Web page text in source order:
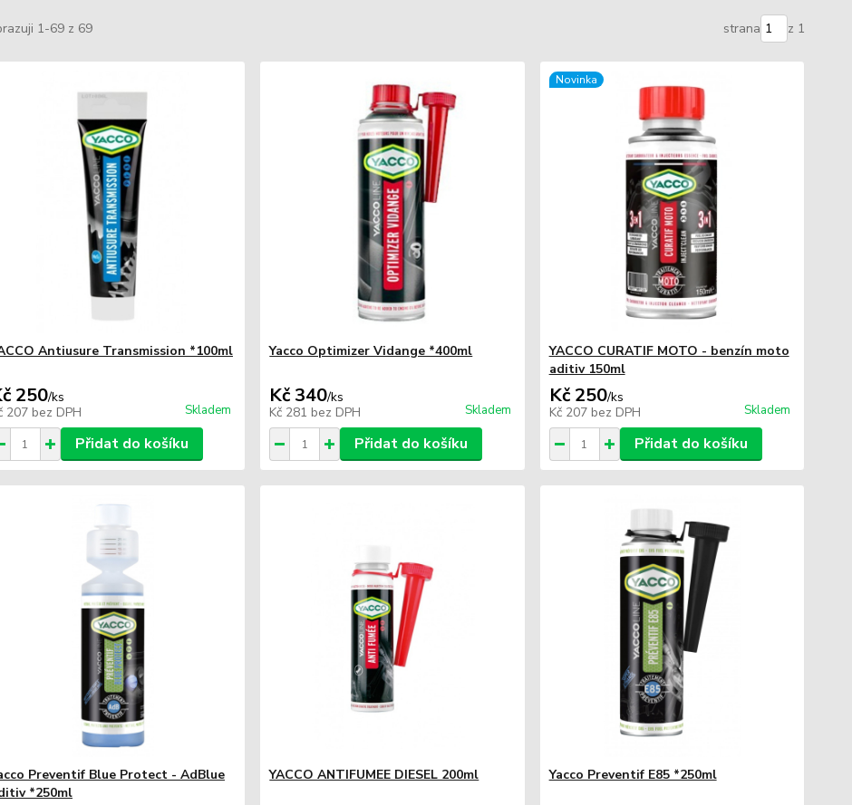
1-69 z 69 strana z 1
Antiusure Transmission *100ml
250/ks
207 bez DPH Skladem
Přidat do košíku
Yacco Optimizer Vidange *400ml
Kč 340/ks
Kč 281 bez DPH Skladem
Přidat do košíku
Novinka
YACCO CURATIF MOTO - benzín moto
aditiv 150ml
Kč 250/ks
Kč 207 bez DPH Skladem
Přidat do košíku
Preventif Blue Protect - AdBlue
*250ml
YACCO ANTIFUMEE DIESEL 200ml Yacco Preventif E85 *250ml